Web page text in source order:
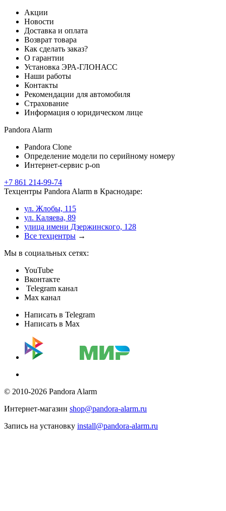
Акции
Новости
Доставка и оплата
Возврат товара
Как сделать заказ?
О гарантии
Установка ЭРА-ГЛОНАСС
Наши работы
Контакты
Рекомендации для автомобиля
Страхование
Информация о юридическом лице
Pandora Alarm
Pandora Clone
Определение модели по серийному номеру
Интернет-сервис p-on
+7 861 214-99-74
Техцентры Pandora Alarm в Краснодаре:
ул. Жлобы, 115
ул. Каляева, 89
улица имени Дзержинского, 128
Все техцентры →
Мы в социальных сетях:
YouTube
Вконтакте
Telegram канал
Max канал
Написать в Telegram
Написать в Max
© 2010-2026 Pandora Alarm
Интернет-магазин shop@pandora-alarm.ru
Запись на установку install@pandora-alarm.ru